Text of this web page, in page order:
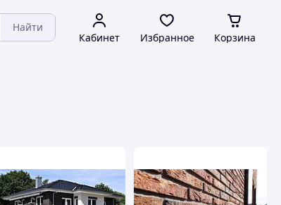
Найти
Кабинет Избранное Корзина